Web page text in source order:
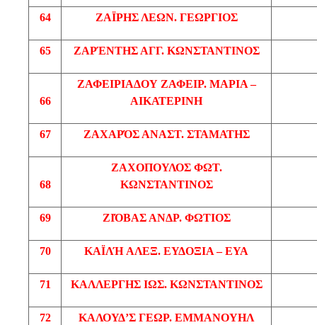
64 ΖΑΪΡΗΣΛΕΩΝ. ΓΕΩΡΓΙΟΣ
65 ΖΑΡΈΝΤΗΣ ΑΓΓ. ΚΩΝΣΤΑΝΤΙΝΟΣ
66
ΖΑΦΕΙΡΙΑΔΟΥ ΖΑΦΕΙΡ. ΜΑΡΙΑ –
ΑΙΚΑΤΕΡΙΝΗ
67 ΖΑΧΑΡΌΣ ΑΝΑΣΤ. ΣΤΑΜΑΤΗΣ
68
ΖΑΧΟΠΟΥΛΟΣ ΦΩΤ.
ΚΩΝΣΤΑΝΤΙΝΟΣ
69 ΖΙΌΒΑΣ ΑΝΔΡ. ΦΩΤΙΟΣ
70 ΚΑΪΛΉ ΑΛΕΞ. ΕΥΔΟΞΙΑ – ΕΥΑ
71 ΚΑΛΛΕΡΓΗΣ ΙΩΣ. ΚΩΝΣΤΑΝΤΙΝΟΣ
72 ΚΑΛΟΥΔ’Σ ΓΕΩΡ. ΕΜΜΑΝΟΥΗΛ